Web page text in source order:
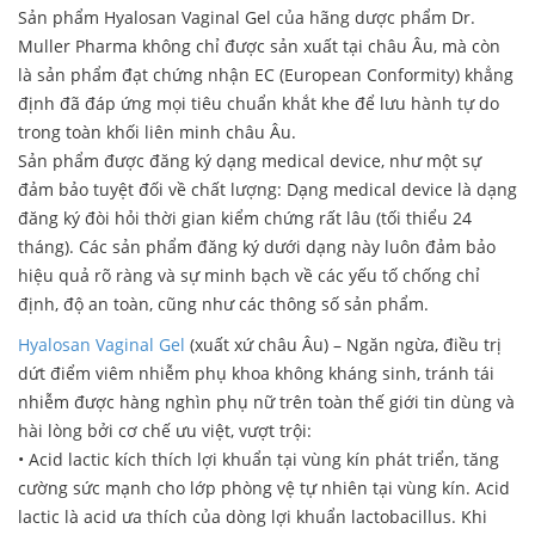
Sản phẩm Hyalosan Vaginal Gel của hãng dược phẩm Dr.
Muller Pharma không chỉ được sản xuất tại châu Âu, mà còn
là sản phẩm đạt chứng nhận EC (European Conformity) khẳng
định đã đáp ứng mọi tiêu chuẩn khắt khe để lưu hành tự do
trong toàn khối liên minh châu Âu.
Sản phẩm được đăng ký dạng medical device, như một sự
đảm bảo tuyệt đối về chất lượng: Dạng medical device là dạng
đăng ký đòi hỏi thời gian kiểm chứng rất lâu (tối thiểu 24
tháng). Các sản phẩm đăng ký dưới dạng này luôn đảm bảo
hiệu quả rõ ràng và sự minh bạch về các yếu tố chống chỉ
định, độ an toàn, cũng như các thông số sản phẩm.
Hyalosan Vaginal Gel (xuất xứ châu Âu) – Ngăn ngừa, điều trị
dứt điểm viêm nhiễm phụ khoa không kháng sinh, tránh tái
nhiễm được hàng nghìn phụ nữ trên toàn thế giới tin dùng và
hài lòng bởi cơ chế ưu việt, vượt trội:
• Acid lactic kích thích lợi khuẩn tại vùng kín phát triển, tăng
cường sức mạnh cho lớp phòng vệ tự nhiên tại vùng kín. Acid
lactic là acid ưa thích của dòng lợi khuẩn lactobacillus. Khi